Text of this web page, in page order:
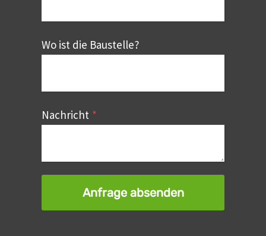
Wo ist die Baustelle?
Nachricht *
Anfrage absenden